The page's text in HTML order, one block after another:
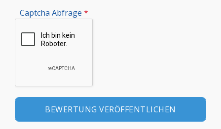
Captcha Abfrage *